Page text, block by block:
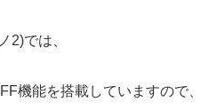
2)では、
機能を搭載していますので、